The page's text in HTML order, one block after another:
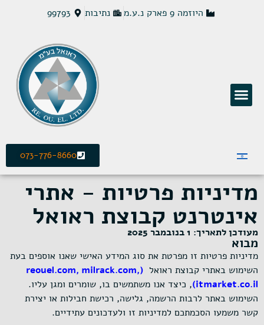
היוזמה 9 פארק נ.ע.מ נתיבות 99793
073-776-8660
מדיניות פרטיות - אתרי
אינטרנט קבוצת ראואל
מעודכן לתאריך: 1 בנובמבר 2025
מבוא
מדיניות פרטיות זו מפרטת את סוג המידע האישי שאנו אוספים בעת
השימוש באתרי קבוצת ראואל
(reouel.com, milrack.com,
itmarket.co.il) , כיצד אנו משתמשים בו, שומרים ומגן עליו.
השימוש באתר לרבות הרשמה, גלישה, רכישת חבילות או יצירת
קשר משמעו הסכמתכם למדיניות זו ולעדכונים עתידיים.